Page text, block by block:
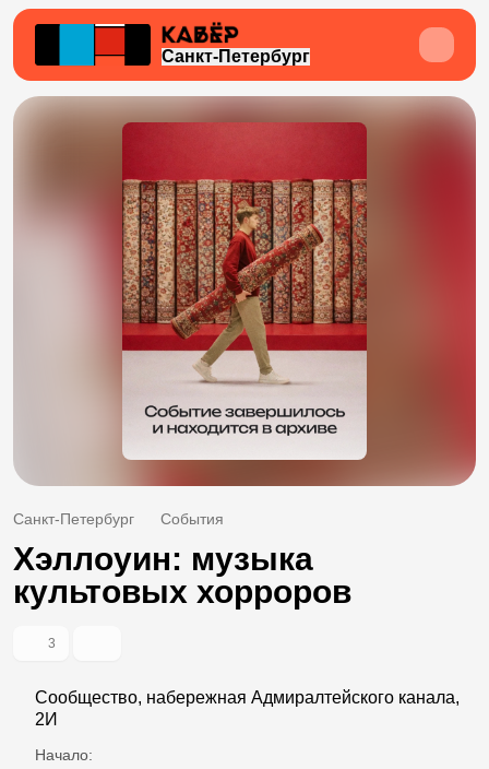
Санкт-Петербург
Санкт-Петербург События
Хэллоуин: музыка
культовых хорроров
3
Сообщество, набережная Адмиралтейского канала,
2И
Начало: